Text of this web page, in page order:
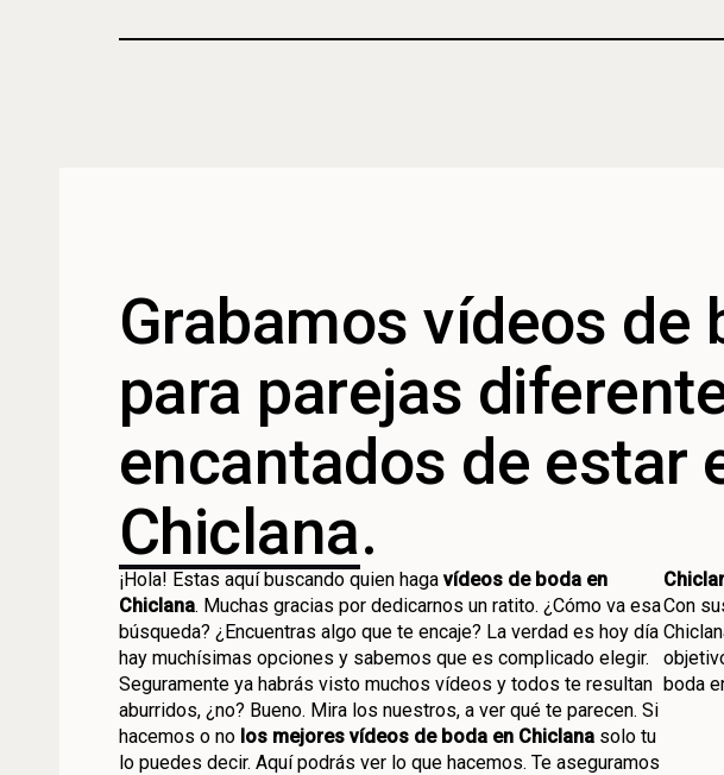
Grabamos vídeos de
para parejas
encantados de estar
Chiclana.
¡Hola! Estas aquí buscando quien hagavídeos de boda en
Chiclana. Muchas gracias por dedicarnos un ratito. ¿Cómo va esa
búsqueda? ¿Encuentras algo que te encaje? La verdad es hoy día
hay muchísimas opciones y sabemos que es complicado elegir.
Seguramente ya habrás visto muchos vídeos y todos te resultan
aburridos, ¿no? Bueno. Mira los nuestros, a ver qué te parecen. Si
hacemos o no los mejores vídeos de boda en Chiclana solo tu
lo puedes decir. Aquí podrás ver lo que hacemos. Te aseguramos
Con
boda